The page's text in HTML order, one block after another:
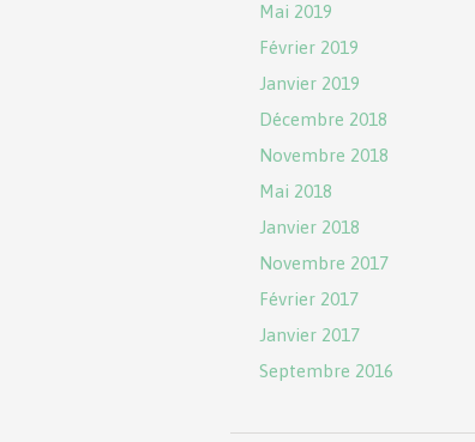
Mai 2019
Février 2019
Janvier 2019
Décembre 2018
Novembre 2018
Mai 2018
Janvier 2018
Novembre 2017
Février 2017
Janvier 2017
Septembre 2016